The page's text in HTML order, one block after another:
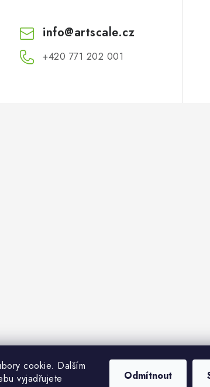
cookie. Dalším
vyjadřujete
Odmítnout
info@artscale.cz
+420 771 202 001​